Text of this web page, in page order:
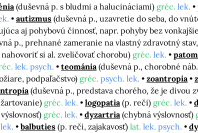
(duševná p. s bludmi a halucináciami) gréc. lek.
autizmus (duševná p., uzavretie do seba, do
aj pohybovú činnosť, napr. pohyby bez
p., prehnané zameranie na vlastný zdravotný
si al. zveličovať chorobu) gréc. lek.
lek. psych. teománia (duševná p., chorobné
podpaľačstvo) gréc. psych. lek. zoantropia
(duševná p., predstava chorého, že je divou
gréc. lek. logopatia (p. reči) gréc. lek.
gréc. lek. dyzartria (chybná výslovnosť)
lek. balbuties (p. reči, zajakavosť) lat. lek. psych.